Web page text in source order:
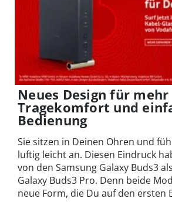
Neues Design für mehr
Tragekomfort und
Bedienung
Sie sitzen in Deinen Ohren und
luftig leicht an. Diesen Eindruck
von den Samsung Galaxy Buds3
Galaxy Buds3 Pro. Denn beide
neue Form, die Du auf den ersten